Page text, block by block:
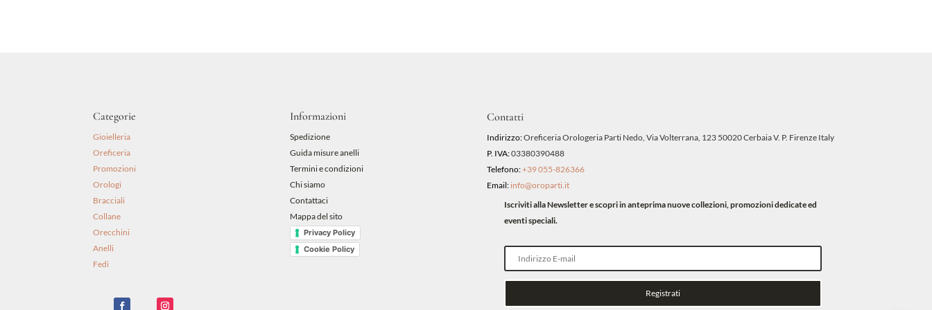
Categorie
Gioielleria
Oreficeria
Promozioni
Orologi
Bracciali
Collane
Orecchini
Anelli
Fedi
Informazioni
Spedizione
Guida misure anelli
Termini e condizioni
Chi siamo
Contattaci
Mappa del sito
Privacy Policy
Cookie Policy
Contatti
Indirizzo:Oreficeria Orologeria Parti Nedo, Via Volterrana, 123 50020 Cerbaia V. P. Firenze Italy
P. IVA:03380390488
Telefono:+39 055-826366
Email: info@oroparti.it
Iscriviti alla Newsletter e scopri in anteprima nuove collezioni, promozioni dedicate ed
eventi speciali.
Registrati